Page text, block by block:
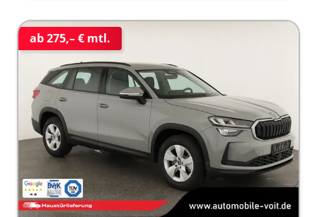
ab 275,– € mtl.